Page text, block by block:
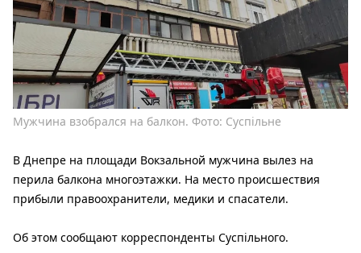
Мужчина взобрался на балкон. Фото: Суспільне
В Днепре на площади Вокзальной мужчина вылез на
перила балкона многоэтажки. На место происшествия
прибыли правоохранители, медики и спасатели.
Об этом сообщают корреспонденты Суспільного.